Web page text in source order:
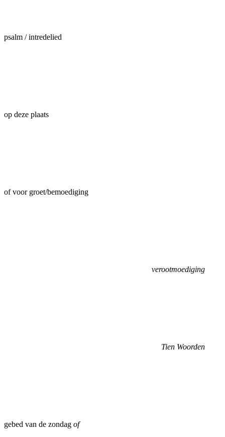
psalm / intredelied
op deze plaats
of voor groet/bemoediging
verootmoediging
Tien Woorden
gebed van de zondag of